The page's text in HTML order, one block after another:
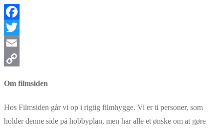
Facebook
Twitter
Email
Om filmsiden
Hos Filmsiden går vi op i rigtig filmhygge. Vi er ti personer, som
holder denne side på hobbyplan, men har alle et ønske om at gøre